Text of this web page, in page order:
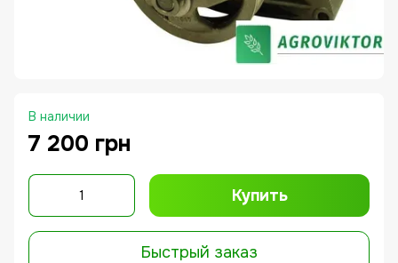
В наличии
7 200 грн
Купить
Быстрый заказ